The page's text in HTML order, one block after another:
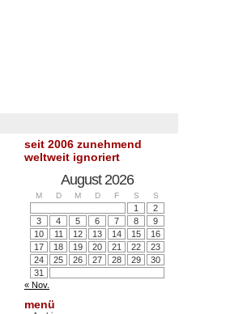
seit 2006 zunehmend
weltweit ignoriert
August 2026
M D M D F S S
1
2
3
4 5 6 7 8
9
10
11 12 13 14 15
16
17
18 19 20 21 22
23
24
25 26 27 28 29
30
31
« Nov.
menü